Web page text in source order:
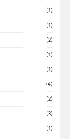
(1)
(1)
(2)
(1)
(1)
(4)
(2)
(3)
(1)